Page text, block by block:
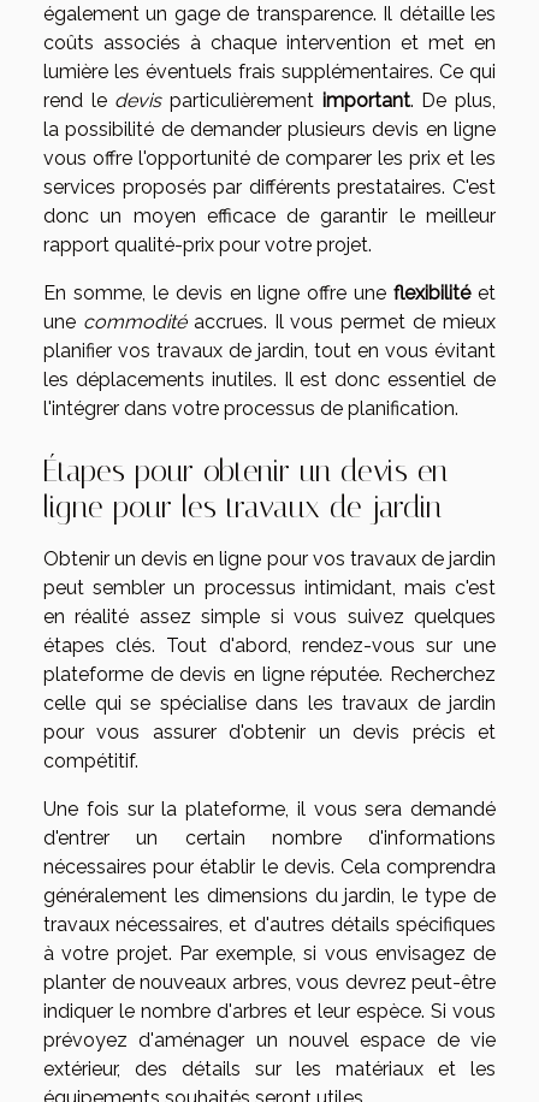
également un gage de transparence. Il détaille les
coûts associés à chaque intervention et met en
lumière les éventuels frais supplémentaires. Ce qui
rend le devisparticulièrement important. De plus,
la possibilité de demander plusieurs devis en ligne
vous offre l'opportunité de comparer les prix et les
services proposés par différents prestataires. C'est
donc un moyen efficace de garantir le meilleur
rapport qualité-prix pour votre projet.
En somme, le devis en ligne offre uneflexibilitéet
une commoditéaccrues. Il vous permet de mieux
planifier vos travaux de jardin, tout en vous évitant
les déplacements inutiles. Il est donc essentiel de
l'intégrer dans votre processus de planification.
Étapes pour obtenir un devis en
ligne pour les travaux de jardin
Obtenir un devis en ligne pour vos travaux de jardin
peut sembler un processus intimidant, mais c'est
en réalité assez simple si vous suivez quelques
étapes clés. Tout d'abord, rendez-vous sur une
plateforme de devis en ligne réputée. Recherchez
celle qui se spécialise dans les travaux de jardin
pour vous assurer d'obtenir un devis précis et
compétitif.
Une fois sur la plateforme, il vous sera demandé
d'entrer un certain nombre d'informations
nécessaires pour établir le devis. Cela comprendra
généralement les dimensions du jardin, le type de
travaux nécessaires, et d'autres détails spécifiques
à votre projet. Par exemple, si vous envisagez de
planter de nouveaux arbres, vous devrez peut-être
indiquer le nombre d'arbres et leur espèce. Si vous
prévoyez d'aménager un nouvel espace de vie
extérieur, des détails sur les matériaux et les